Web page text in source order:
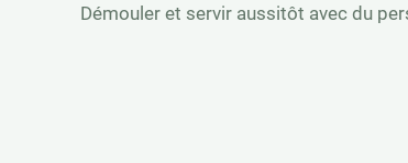
Démouler et servir aussitôt avec du